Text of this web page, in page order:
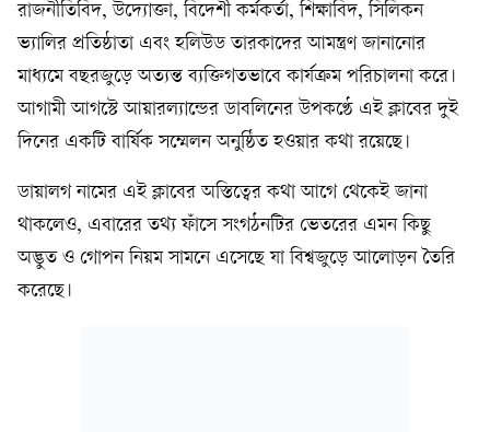
রাজনীতিবিদ, উদ্যোক্তা, বিদেশী কর্মকর্তা, শিক্ষাবিদ, সিলিকন
ভ্যালির প্রতিষ্ঠাতা এবং হলিউড তারকাদের আমন্ত্রণ জানানোর
মাধ্যমে বছরজুড়ে অত্যন্ত ব্যক্তিগতভাবে কার্যক্রম পরিচালনা করে।
আগামী আগস্টে আয়ারল্যান্ডের ডাবলিনের উপকণ্ঠে এই ক্লাবের দুই
দিনের একটি বার্ষিক সম্মেলন অনুষ্ঠিত হওয়ার কথা রয়েছে।
ডায়ালগ নামের এই ক্লাবের অস্তিত্বের কথা আগে থেকেই জানা
থাকলেও, এবারের তথ্য ফাঁসে সংগঠনটির ভেতরের এমন কিছু
অদ্ভুত ও গোপন নিয়ম সামনে এসেছে যা বিশ্বজুড়ে আলোড়ন তৈরি
করেছে।